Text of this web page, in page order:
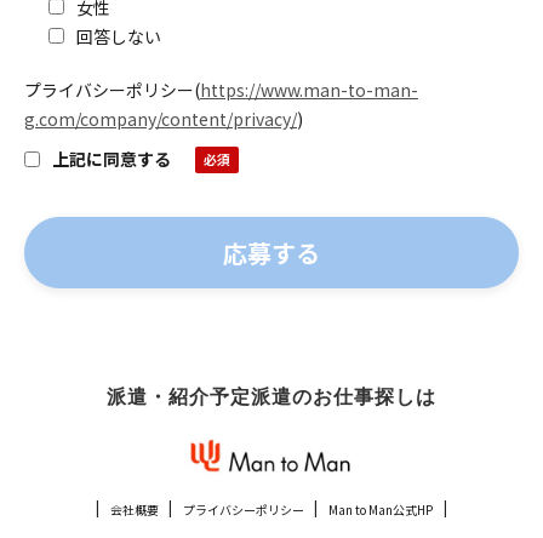
女性
回答しない
プライバシーポリシー(https://www.man-to-man-
g.com/company/content/privacy/)
上記に同意する
派遣・紹介予定派遣のお仕事探しは
会社概要 プライバシーポリシー Man to Man公式HP